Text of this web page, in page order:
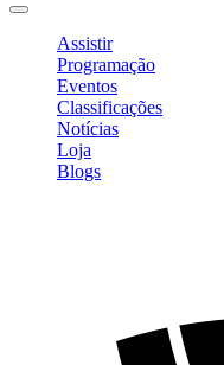
Assistir
Programação
Eventos
Classificações
Notícias
Loja
Blogs